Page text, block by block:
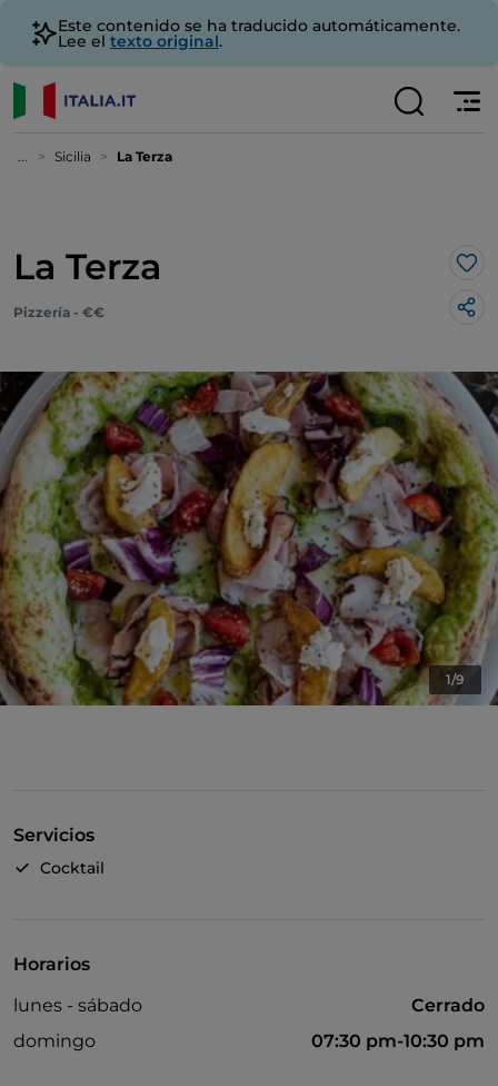
Este contenido se ha traducido automáticamente.
Lee el texto original.
... Sicilia La Terza
La Terza Me
Pizzería - €€
1/9
Servicios
Cocktail
Horarios
lunes - sábado
Cerrado
domingo
07:30 pm-10:30 pm